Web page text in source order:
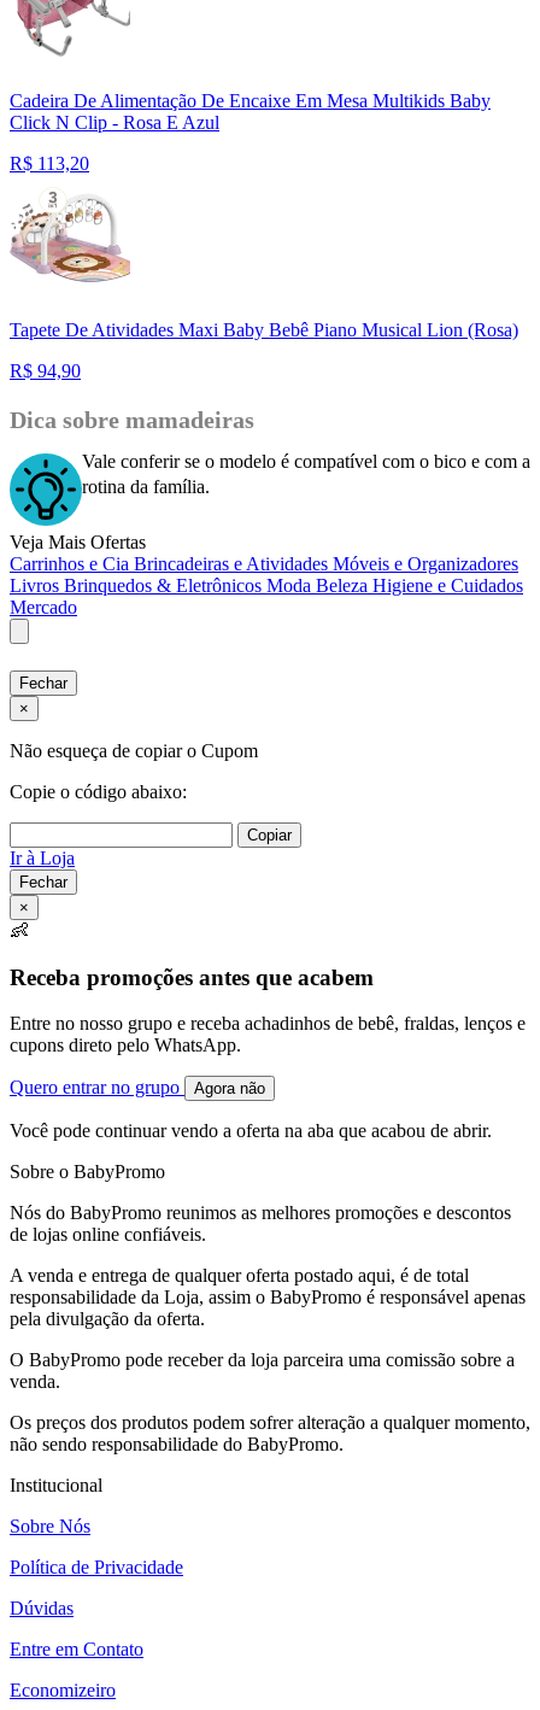
Cadeira De Alimentação De Encaixe Em Mesa Multikids Baby
Click N Clip - Rosa E Azul
R$ 113,20
Tapete De Atividades Maxi Baby Bebê Piano Musical Lion (Rosa)
R$ 94,90
Dica sobre mamadeiras
Vale conferir se o modelo é compatível com o bico e com a
rotina da família.
Veja Mais Ofertas
Carrinhos e Cia Brincadeiras e Atividades Móveis e Organizadores
Livros Brinquedos & Eletrônicos Moda Beleza Higiene e Cuidados
Mercado
Fechar
×
Não esqueça de copiar o Cupom
Copie o código abaixo:
Copiar
Ir à Loja
Fechar
×
👶
Receba promoções antes que acabem
Entre no nosso grupo e receba achadinhos de bebê, fraldas, lenços e
cupons direto pelo WhatsApp.
Quero entrar no grupo Agora não
Você pode continuar vendo a oferta na aba que acabou de abrir.
Sobre o BabyPromo
Nós do BabyPromo reunimos as melhores promoções e descontos
de lojas online confiáveis.
A venda e entrega de qualquer oferta postado aqui, é de total
responsabilidade da Loja, assim o BabyPromo é responsável apenas
pela divulgação da oferta.
O BabyPromo pode receber da loja parceira uma comissão sobre a
venda.
Os preços dos produtos podem sofrer alteração a qualquer momento,
não sendo responsabilidade do BabyPromo.
Institucional
Sobre Nós
Política de Privacidade
Dúvidas
Entre em Contato
Economizeiro